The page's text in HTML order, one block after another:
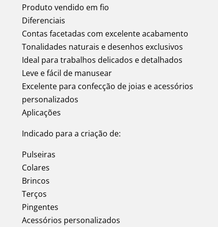
Produto vendido em fio
Diferenciais
Contas facetadas com excelente acabamento
Tonalidades naturais e desenhos exclusivos
Ideal para trabalhos delicados e detalhados
Leve e fácil de manusear
Excelente para confecção de joias e acessórios
personalizados
Aplicações
Indicado para a criação de:
Pulseiras
Colares
Brincos
Terços
Pingentes
Acessórios personalizados